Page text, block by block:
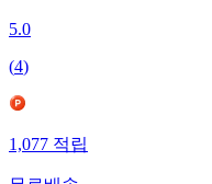
5.0
(4)
1,077적립